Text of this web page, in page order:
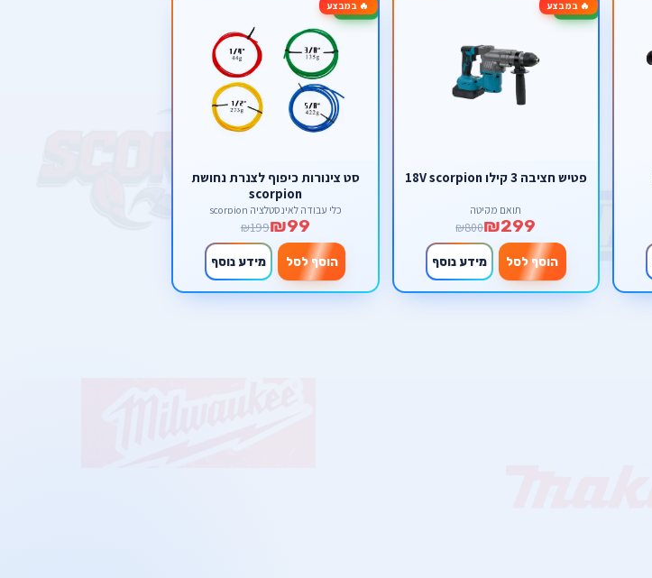
🔥 במבצע-63%
פטיש חציבה 3 קילו 18V scorpion
תואם מקיטה
₪299
₪800
הוסף לסל מידע נוסף
🔥 במבצע-50%
סט צינורות כיפוף לצנרת נחושת
scorpion
כלי עבודה לאינסטלציה scorpion
₪99
₪199
הוסף לסל מידע נוסף